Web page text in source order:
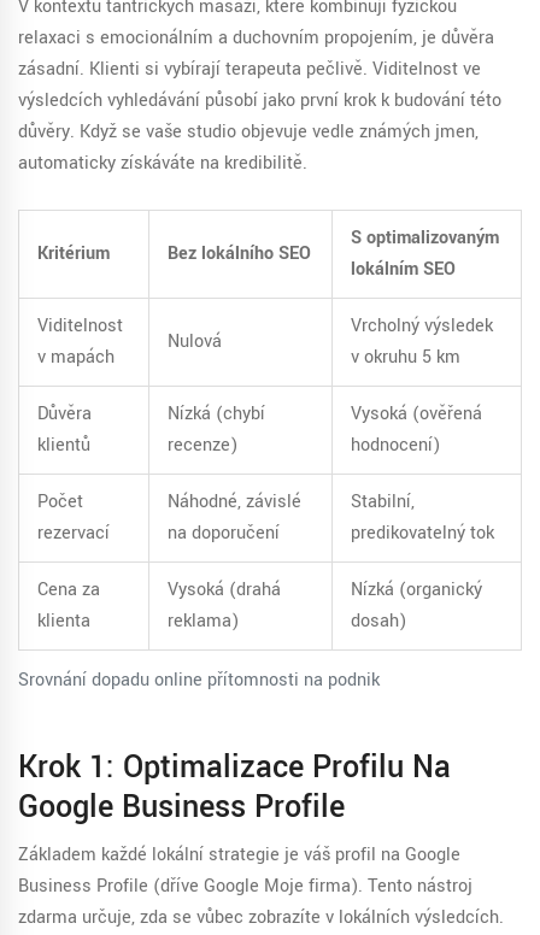
V kontextutantrických masáží, které kombinují fyzickou
relaxaci s emocionálním a duchovním propojením, je důvěra
zásadní. Klienti si vybírají terapeuta pečlivě. Viditelnost ve
výsledcích vyhledávání působí jako první krok k budování této
důvěry. Když se vaše studio objevuje vedle známých jmen,
automaticky získáváte na kredibilitě.
Srovnání dopadu online přítomnosti na podnik
Kritérium Bez lokálního SEO
S optimalizovaným
lokálním SEO
Viditelnost
v mapách
Nulová
Vrcholný výsledek
v okruhu 5 km
Důvěra
klientů
Nízká (chybí
recenze)
Vysoká (ověřená
hodnocení)
Počet
rezervací
Náhodné, závislé
na doporučení
Stabilní,
predikovatelný tok
Cena za
klienta
Vysoká (drahá
reklama)
Nízká (organický
dosah)
Krok 1: Optimalizace Profilu Na
Google Business Profile
Základem každé lokální strategie je váš profil na Google
Business Profile (dříve Google Moje firma). Tento nástroj
zdarma určuje, zda se vůbec zobrazíte v lokálních výsledcích.